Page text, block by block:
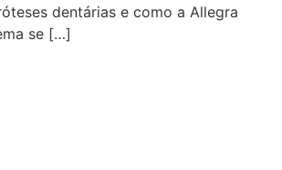
dentárias e como a Allegra
se […]